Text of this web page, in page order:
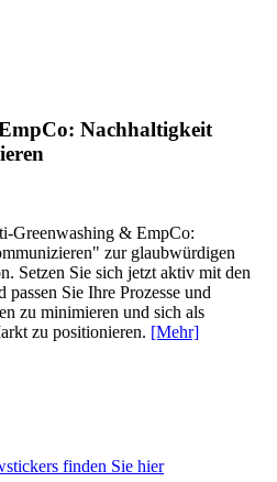
Nachhaltigkeit
Greenwashing & EmpCo:
zur glaubwürdigen
Setzen Sie sich jetzt aktiv mit den
passen Sie Ihre Prozesse und
zu minimieren und sich als
zu positionieren. [Mehr]
finden Sie hier